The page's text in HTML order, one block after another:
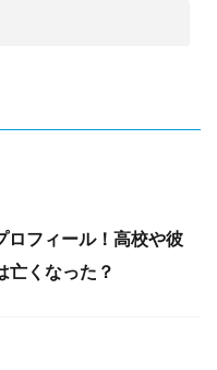
ロフィール！高校や彼
亡くなった？